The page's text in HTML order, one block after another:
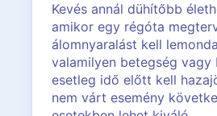
Kevés annál dühítőbb
amikor egy régóta
álomnyaralást kell
valamilyen betegség vagy
esetleg idő előtt kell
nem várt esemény